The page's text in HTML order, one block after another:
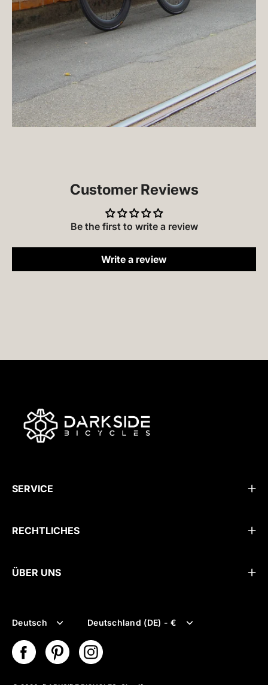
Customer Reviews
Be the first to write a review
Write a review
SERVICE
RECHTLICHES
ÜBER UNS
Sprache
Deutsch Währung
Deutschland (DE) - €